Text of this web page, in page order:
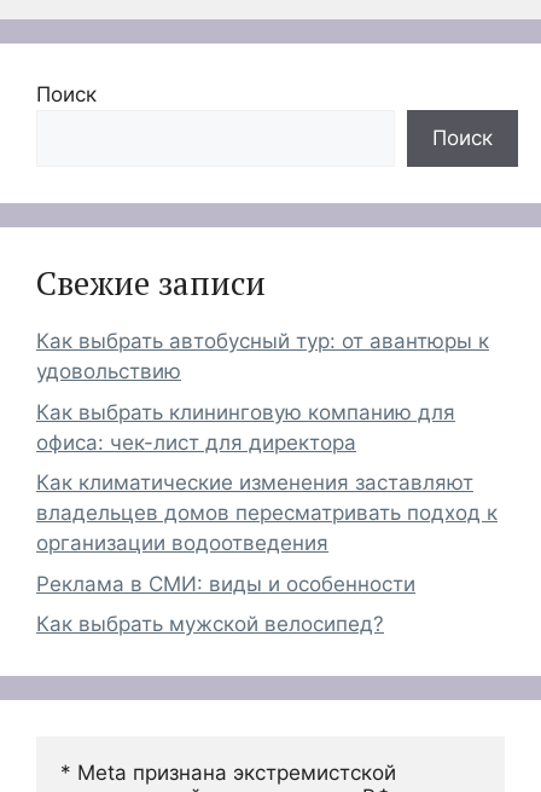
Поиск
Поиск
Свежие записи
Как выбрать автобусный тур: от авантюры к
удовольствию
Как выбрать клининговую компанию для
офиса: чек-лист для директора
Как климатические изменения заставляют
владельцев домов пересматривать подход к
организации водоотведения
Реклама в СМИ: виды и особенности
Как выбрать мужской велосипед?
* Meta признана экстремистской